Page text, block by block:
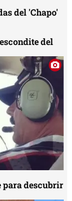
del 'Chapo'
del
para descubrir